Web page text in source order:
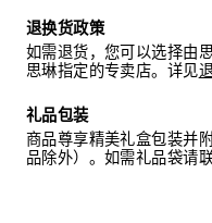
退换货政策
如需退货，您可以选择由
思琳指定的专卖店。详见
礼品包装
商品尊享精美礼盒包装并
品除外）。如需礼品袋请联